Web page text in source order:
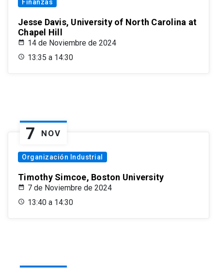
Finanzas
Jesse Davis, University of North Carolina at
Chapel Hill
14 de Noviembre de 2024
13:35 a 14:30
7 NOV
Organización Industrial
Timothy Simcoe, Boston University
7 de Noviembre de 2024
13:40 a 14:30